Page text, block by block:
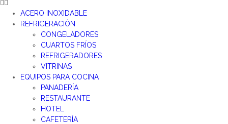
ACERO INOXIDABLE
REFRIGERACIÓN
CONGELADORES
CUARTOS FRÍOS
REFRIGERADORES
VITRINAS
EQUIPOS PARA COCINA
PANADERÍA
RESTAURANTE
HOTEL
CAFETERÍA